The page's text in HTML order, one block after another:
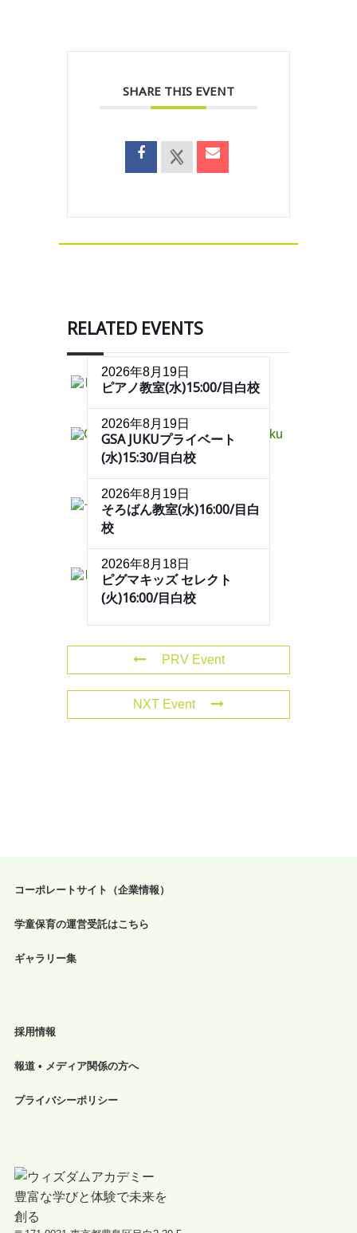
SHARE THIS EVENT
RELATED EVENTS
2026年8月19日
ピアノ教室(水)15:00/目白校
2026年8月19日
GSA JUKUプライベート
(水)15:30/目白校
2026年8月19日
そろばん教室(水)16:00/目白
校
2026年8月18日
ピグマキッズ セレクト
(火)16:00/目白校
PRV Event
NXT Event
コーポレートサイト（企業情報）
学童保育の運営受託はこちら
ギャラリー集
採用情報
報道 • メディア関係の方へ
プライバシーポリシー